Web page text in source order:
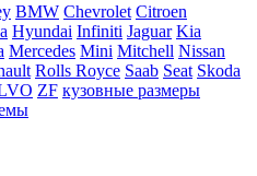
BMW Chevrolet Citroen
Hyundai Infiniti Jaguar Kia
Mercedes Mini Mitchell Nissan
Rolls Royce Saab Seat Skoda
ZF кузовные размеры